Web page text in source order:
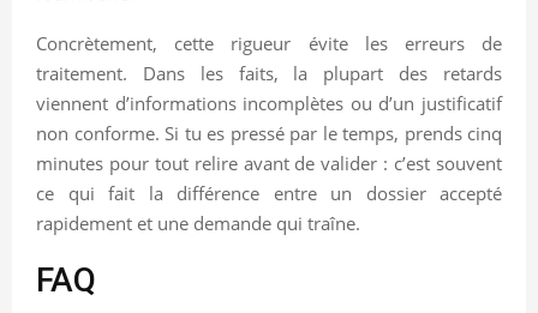
Concrètement, cette rigueur évite les erreurs de
traitement. Dans les faits, la plupart des retards
viennent d’informations incomplètes ou d’un justificatif
non conforme. Si tu es pressé par le temps, prends cinq
minutes pour tout relire avant de valider : c’est souvent
ce qui fait la différence entre un dossier accepté
rapidement et une demande qui traîne.
FAQ